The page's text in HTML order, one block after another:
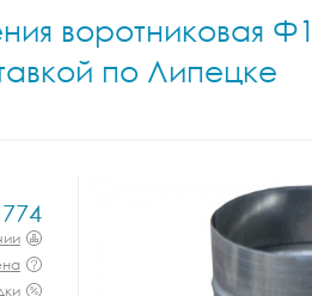
воротниковая
по Липецке
774